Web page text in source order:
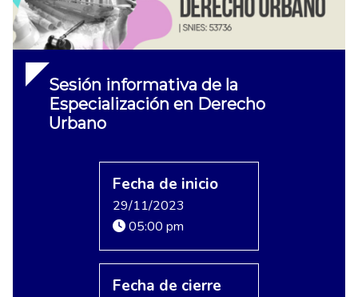
Sesión informativa de la
Especialización en Derecho
Urbano
Fecha de inicio
29/11/2023
05:00 pm
Fecha de cierre